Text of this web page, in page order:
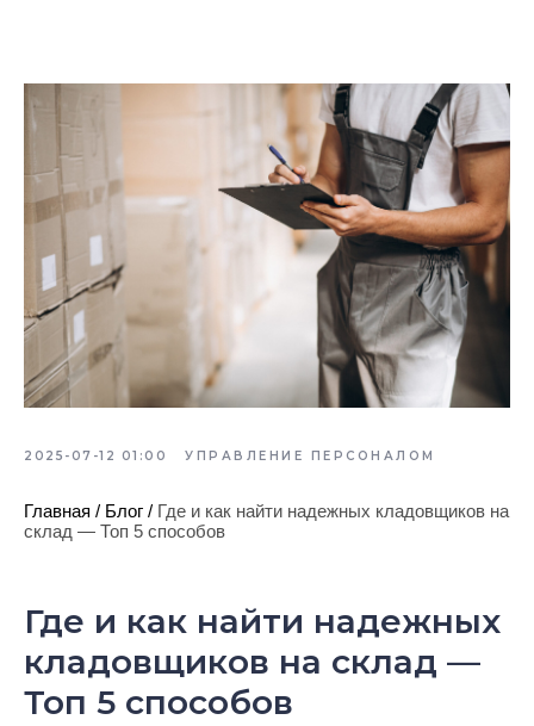
2025-07-12 01:00 УПРАВЛЕНИЕ ПЕРСОНАЛОМ
Главная / Блог / Где и как найти надежных кладовщиков на
склад — Топ 5 способов
Где и как найти надежных
кладовщиков на склад —
Топ 5 способов